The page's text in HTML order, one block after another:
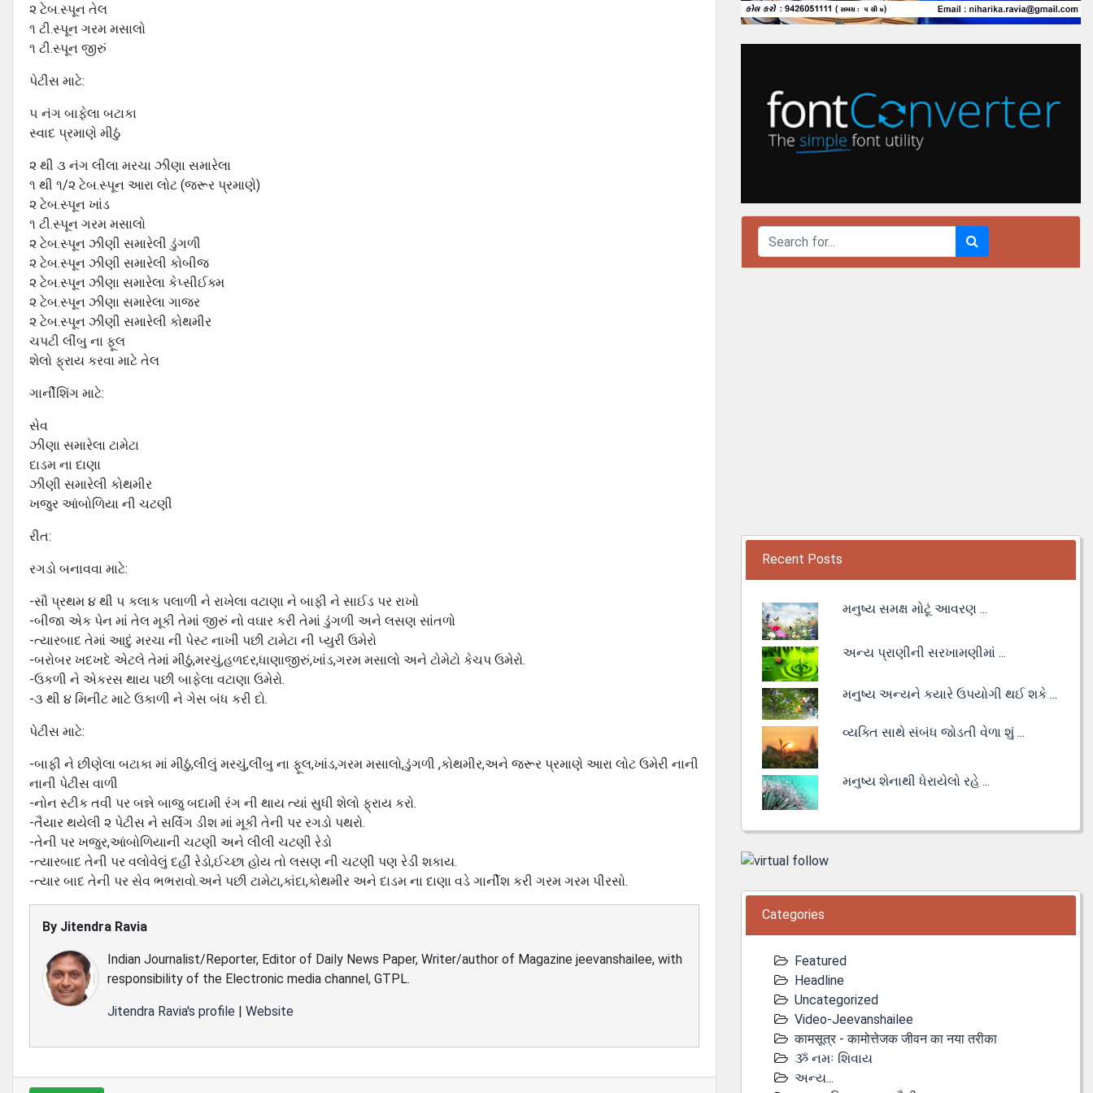
૨ ટેબ.સ્પૂન તેલ
૧ ટી.સ્પૂન ગરમ મસાલો
૧ ટી.સ્પૂન જીરું
પેટીસ માટે:
૫ નંગ બાફેલા બટાકા
સ્વાદ પ્રમાણે મીઠું
૨ થી ૩ નંગ લીલા મરચા ઝીણા સમારેલા
૧ થી ૧/૨ ટેબ.સ્પૂન આરા લોટ (જરૂર પ્રમાણે)
૨ ટેબ.સ્પૂન ખાંડ
૧ ટી.સ્પૂન ગરમ મસાલો
૨ ટેબ.સ્પૂન ઝીણી સમારેલી ડુંગળી
૨ ટેબ.સ્પૂન ઝીણી સમારેલી કોબીજ
૨ ટેબ.સ્પૂન ઝીણા સમારેલા કેપ્સીઈક્મ
૨ ટેબ.સ્પૂન ઝીણા સમારેલા ગાજર
૨ ટેબ.સ્પૂન ઝીણી સમારેલી કોથમીર
ચપટી લીંબુ ના ફૂલ
શેલો ફ્રાય કરવા માટે તેલ
ગાર્નીશિંગ માટે:
સેવ
ઝીણા સમારેલા ટામેટા
દાડમ ના દાણા
ઝીણી સમારેલી કોથમીર
ખજુર આંબોળિયા ની ચટણી
રીત:
રગડો બનાવવા માટે:
-સૌ પ્રથમ ૪ થી ૫ કલાક પલાળી ને રાખેલા વટાણા ને બાફી ને સાઈડ પર રાખો
-બીજા એક પેન માં તેલ મૂકી તેમાં જીરું નો વઘાર કરી તેમાં ડુંગળી અને લસણ સાંતળો
-ત્યારબાદ તેમાં આદું મરચા ની પેસ્ટ નાખી પછી ટામેટા ની પ્યુરી ઉમેરો
-બરોબર ખદખદે એટલે તેમાં મીઠું,મરચું,હળદર,ધાણાજીરું,ખાંડ,ગરમ મસાલો અને ટોમેટો કેચપ ઉમેરો.
-ઉકળી ને એકરસ થાય પછી બાફેલા વટાણા ઉમેરો.
-૩ થી ૪ મિનીટ માટે ઉકાળી ને ગેસ બંધ કરી દો.
પેટીસ માટે:
-બાફી ને છીણેલા બટાકા માં મીઠું,લીલું મરચું,લીંબુ ના ફૂલ,ખાંડ,ગરમ મસાલો,ડુંગળી ,કોથમીર,અને જરૂર પ્રમાણે આરા લોટ ઉમેરી નાની
નાની પેટીસ વાળી
-નોન સ્ટીક તવી પર બન્ને બાજુ બદામી રંગ ની થાય ત્યાં સુધી શેલો ફ્રાય કરો.
-તૈયાર થયેલી ૨ પેટીસ ને સર્વિંગ ડીશ માં મૂકી તેની પર રગડો પથરો.
-તેની પર ખજુર,આંબોળિયાની ચટણી અને લીલી ચટણી રેડો
-ત્યારબાદ તેની પર વલોવેલું દહીં રેડો,ઈચ્છા હોય તો લસણ ની ચટણી પણ રેડી શકાય.
-ત્યાર બાદ તેની પર સેવ ભભરાવો.અને પછી ટામેટા,કાંદા,કોથમીર અને દાડમ ના દાણા વડે ગાર્નીશ કરી ગરમ ગરમ પીરસો.
By Jitendra Ravia
Indian Journalist/Reporter, Editor of Daily News Paper, Writer/author of Magazine jeevanshailee, with
responsibility of the Electronic media channel, GTPL.
Jitendra Ravia's profile | Website
Recent Posts
મનુષ્ય સમક્ષ મોટૂં આવરણ ...
અન્ય પ્રાણીની સરખામણીમાં ...
મનુષ્ય અન્યને કયારે ઉપયોગી થઈ શકે ...
વ્યક્તિ સાથે સંબંધ જોડતી વેળા શું ...
મનુષ્ય શેનાથી ધેરાયેલો રહે ...
Categories
Featured
Headline
Uncategorized
Video-Jeevanshailee
कामसूत्र - कामोत्तेजक जीवन का नया तरीका
ૐ નમઃ શિવાય
અન્ય...